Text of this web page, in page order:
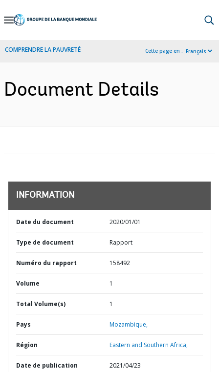
Skip
Navigation
COMPRENDRE LA PAUVRETÉ Cette page en : Français
Document Details
INFORMATION
Date du document 2020/01/01
Type de document Rapport
Numéro du rapport 158492
Volume 1
Total Volume(s) 1
Pays Mozambique,
Région Eastern and Southern Africa,
Date de publication 2021/04/23